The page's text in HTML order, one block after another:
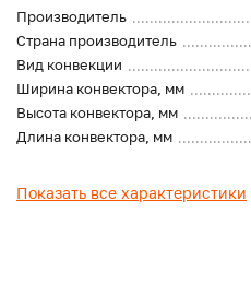
Производитель
Страна производитель
Вид конвекции
Ширина конвектора, мм
Высота конвектора, мм
Длина конвектора, мм
Показать все характеристики